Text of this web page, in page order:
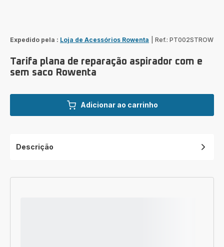
Expedido pela : Loja de Acessórios Rowenta Ref.: PT002STROW
Tarifa plana de reparação aspirador com e
sem saco Rowenta
Adicionar ao carrinho
Descrição